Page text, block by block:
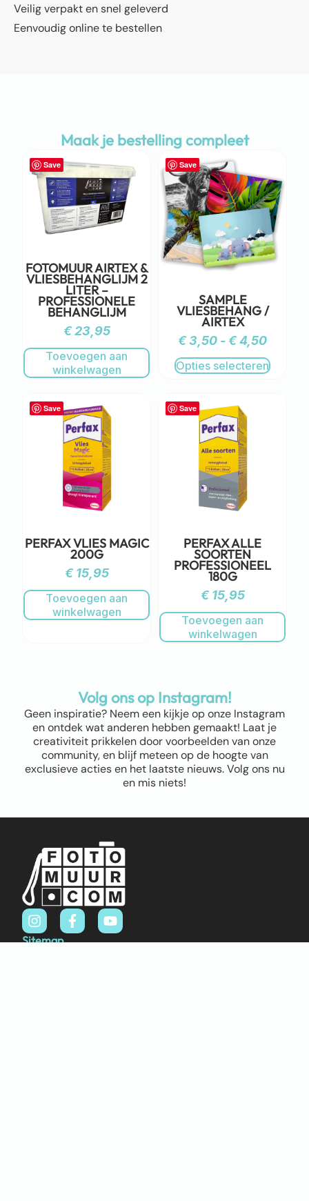
Veilig verpakt en snel geleverd
Eenvoudig online te bestellen
Maak je bestelling compleet
Save
FOTOMUUR AIRTEX &
VLIESBEHANGLIJM 2
LITER –
PROFESSIONELE
BEHANGLIJM
€23,95
Toevoegen aan
winkelwagen
Save
SAMPLE
VLIESBEHANG /
AIRTEX
€3,50 - €4,50
Opties selecteren
Save
PERFAX VLIES MAGIC
200G
€15,95
Toevoegen aan
winkelwagen
Save
PERFAX ALLE
SOORTEN
PROFESSIONEEL
180G
€15,95
Toevoegen aan
winkelwagen
Volg ons op Instagram!
Geen inspiratie? Neem een kijkje op onze Instagram
en ontdek wat anderen hebben gemaakt! Laat je
creativiteit prikkelen door voorbeelden van onze
community, en blijf meteen op de hoogte van
exclusieve acties en het laatste nieuws. Volg ons nu
en mis niets!
Sitemap